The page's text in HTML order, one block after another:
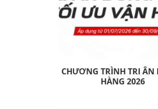
CHƯƠNG TRÌNH TRI ÂN
HÀNG 2026